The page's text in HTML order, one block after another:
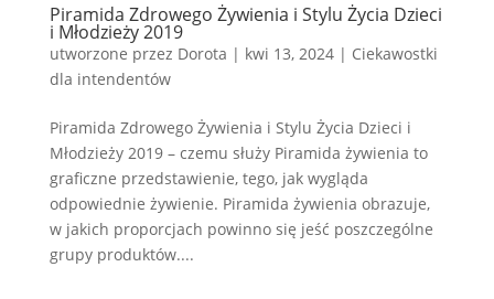
Piramida Zdrowego Żywienia i Stylu Życia Dzieci
i Młodzieży 2019
utworzone przez Dorota | kwi 13, 2024| Ciekawostki
dla intendentów
Piramida Zdrowego Żywienia i Stylu Życia Dzieci i
Młodzieży 2019 – czemu służy Piramida żywienia to
graficzne przedstawienie, tego, jak wygląda
odpowiednie żywienie. Piramida żywienia obrazuje,
w jakich proporcjach powinno się jeść poszczególne
grupy produktów....